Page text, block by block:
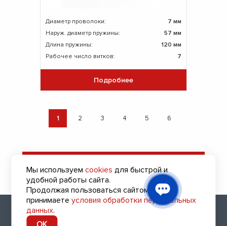
Диаметр проволоки:
7 мм
Наруж. диаметр пружины:
57 мм
Длина пружины:
120 мм
Рабочее число витков:
7
Подробнее
1 2 3 4 5 6
на подбор пружин
2010 - 2026 (с) Все права защищены
Мы используемcookies для быстрой и
удобной работы сайта.
Продолжая пользоваться сайтом, вы
принимаетеусловия обработки персональных
данных.